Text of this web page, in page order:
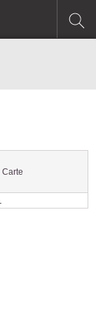
Carte